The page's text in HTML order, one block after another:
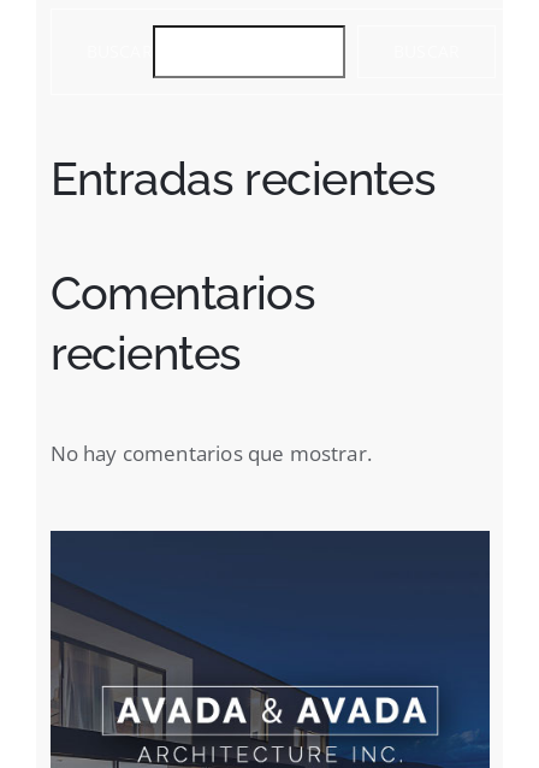
Entradas recientes
Comentarios
recientes
No hay comentarios que mostrar.